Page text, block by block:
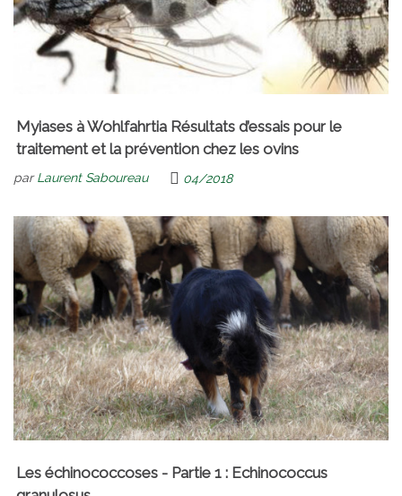
Myiases à Wohlfahrtia Résultats d’essais pour le
traitement et la prévention chez les ovins
parLaurent Saboureau 04/2018
Les échinococcoses - Partie 1 : Echinococcus